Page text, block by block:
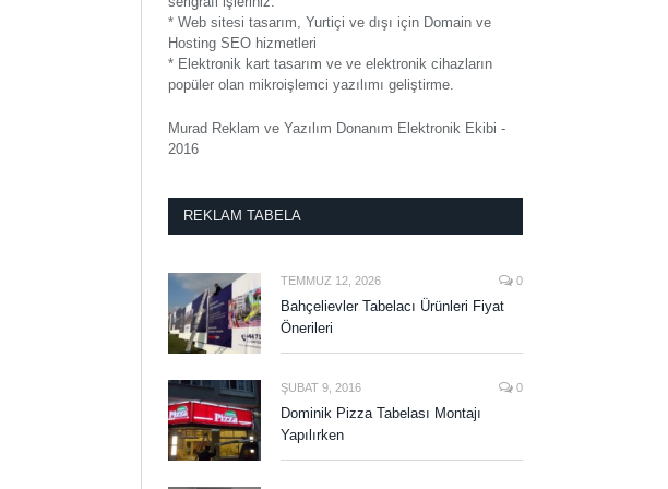
* Web sitesi tasarım, Yurtiçi ve dışı için Domain ve
Hosting SEO hizmetleri
* Elektronik kart tasarım ve ve elektronik cihazların
popüler olan mikroişlemci yazılımı geliştirme.
Murad Reklam ve Yazılım Donanım Elektronik Ekibi -
2016
REKLAM TABELA
TEMMUZ 12, 2026 0
Bahçelievler Tabelacı Ürünleri Fiyat
Önerileri
ŞUBAT 9, 2016 0
Dominik Pizza Tabelası Montajı
Yapılırken